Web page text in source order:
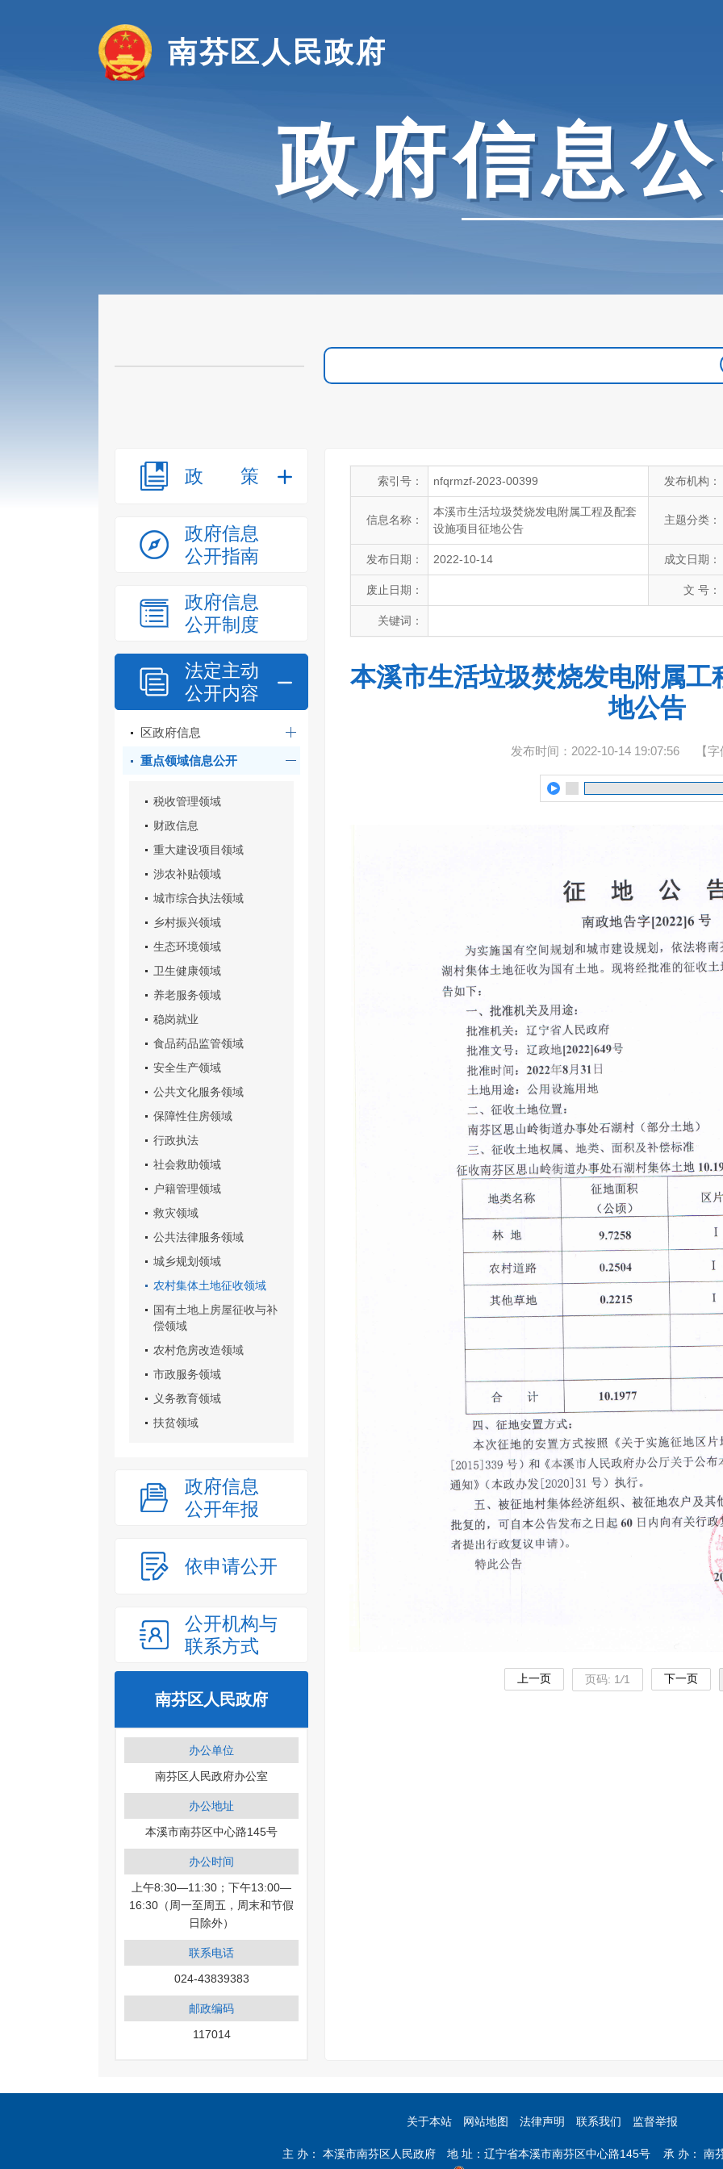
南芬区人民政府
政府信息
政策
政府信息
公开指南
政府信息
公开制度
法定主动
公开内容
区政府信息
重点领域信息公开
税收管理领域
财政信息
重大建设项目领域
涉农补贴领域
城市综合执法领域
乡村振兴领域
生态环境领域
卫生健康领域
养老服务领域
稳岗就业
食品药品监管领域
安全生产领域
公共文化服务领域
保障性住房领域
行政执法
社会救助领域
户籍管理领域
救灾领域
公共法律服务领域
城乡规划领域
农村集体土地征收领域
国有土地上房屋征收与补
偿领域
农村危房改造领域
市政服务领域
义务教育领域
扶贫领域
政府信息
公开年报
依申请公开
公开机构与
联系方式
南芬区人民政府
办公单位
南芬区人民政府办公室
办公地址
本溪市南芬区中心路145号
办公时间
上午8:30—11:30；下午13:00—
16:30（周一至周五，周末和节假
日除外）
联系电话
024-43839383
邮政编码
117014
索引号： nfqrmzf-2023-00399 发布机构：
信息名称：
本溪市生活垃圾焚烧发电附属工程及配套
设施项目征地公告
主题分类：
发布日期： 2022-10-14 成文日期：
废止日期： 文 号：
关键词：
本溪市生活垃圾焚烧发电附属工
地公告
发布时间：2022-10-14 19:07:56 【
上一页 页码: 1/1 下一页
关于本站 网站地图 法律声明 联系我们 监督举报
主 办： 本溪市南芬区人民政府 地 址：辽宁省本溪市南芬区中心路145号 承 办： 南